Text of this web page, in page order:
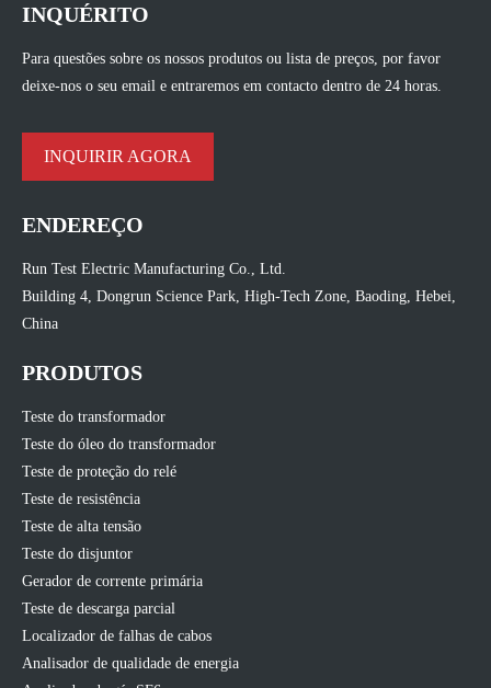
INQUÉRITO
Para questões sobre os nossos produtos ou lista de preços, por favor
deixe-nos o seu email e entraremos em contacto dentro de 24 horas.
INQUIRIR AGORA
ENDEREÇO
Run Test Electric Manufacturing Co., Ltd.
Building 4, Dongrun Science Park, High-Tech Zone, Baoding, Hebei,
China
PRODUTOS
Teste do transformador
Teste do óleo do transformador
Teste de proteção do relé
Teste de resistência
Teste de alta tensão
Teste do disjuntor
Gerador de corrente primária
Teste de descarga parcial
Localizador de falhas de cabos
Analisador de qualidade de energia